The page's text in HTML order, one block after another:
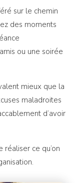
sur le chemin
des moments
ou une soirée
mieux que la
maladroites
d’avoir
ce qu’on